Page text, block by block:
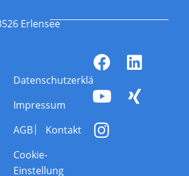
Erlensee
Datenschutzerklärung
Impressum
AGB
Kontakt
Cookie-
Einstellung